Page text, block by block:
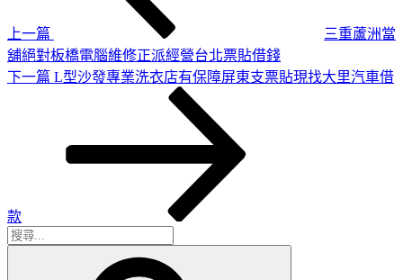
上一篇
三重蘆洲當
舖絕對板橋電腦維修正派經營台北票貼借錢
下
下一篇 L型沙發專業洗衣店有保障屏東支票貼現找大里汽車借
款
搜